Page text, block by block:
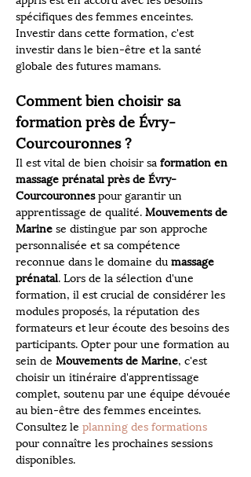
spécifiques des femmes enceintes.
Investir dans cette formation, c'est
investir dans le bien-être et la santé
globale des futures mamans.
Comment bien choisir sa
formation près de Évry-
Courcouronnes ?
Il est vital de bien choisir sa formation en
massage prénatal près de Évry-
Courcouronnes pour garantir un
apprentissage de qualité. Mouvements de
Marine se distingue par son approche
personnalisée et sa compétence
reconnue dans le domaine du massage
prénatal. Lors de la sélection d'une
formation, il est crucial de considérer les
modules proposés, la réputation des
formateurs et leur écoute des besoins des
participants. Opter pour une formation au
sein de Mouvements de Marine, c'est
choisir un itinéraire d'apprentissage
complet, soutenu par une équipe dévouée
au bien-être des femmes enceintes.
Consultez le planning des formations
pour connaître les prochaines sessions
disponibles.